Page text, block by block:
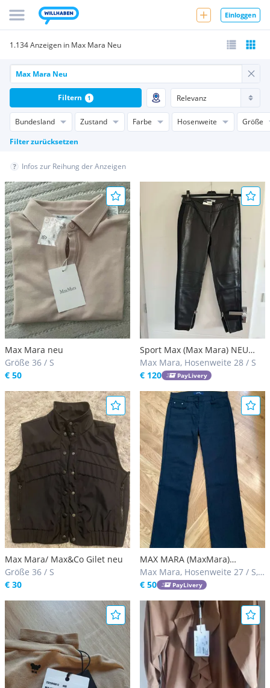
Einloggen
1.134 Anzeigen in Max Mara Neu
Bundesland Zustand Farbe Hosenweite
Größe
Filter zurücksetzen
Filtern 1
Infos zur Reihung der Anzeigen
Max Mara neu
Größe 36 / S
€ 50
Sport Max (Max Mara) NEU
Lederhose
Max Mara, Hosenweite 28 / S
€ 120
PayLivery
Max Mara/ Max&Co Gilet neu
Größe 36 / S
€ 30
MAX MARA (MaxMara)
klassische Hose schwarz
Größe 34
Max Mara, Hosenweite 27 / S,
28 / S
€ 50 PayLivery